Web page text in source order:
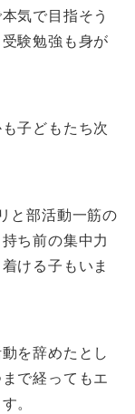
気で目指そう
験勉強も身が
子どもたち次
と部活動一筋の
ち前の集中力
ける子もいま
を辞めたとし
で経ってもエ
。